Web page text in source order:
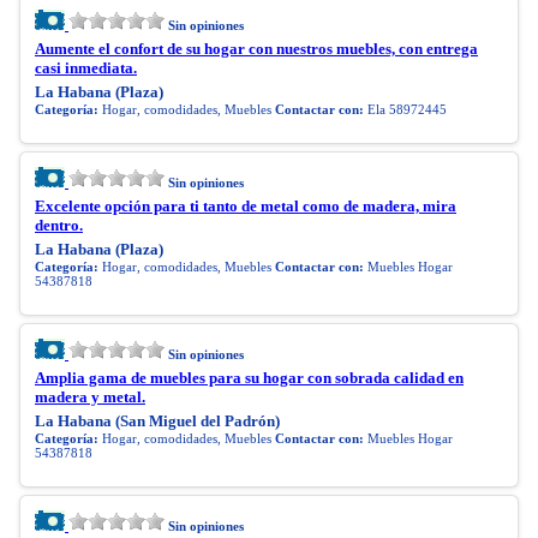
Sin opiniones
Aumente el confort de su hogar con nuestros muebles, con entrega
casi inmediata.
La Habana (Plaza)
Categoría: Hogar, comodidades, Muebles Contactar con: Ela 58972445
Sin opiniones
Excelente opción para ti tanto de metal como de madera, mira
dentro.
La Habana (Plaza)
Categoría: Hogar, comodidades, Muebles Contactar con: Muebles Hogar
54387818
Sin opiniones
Amplia gama de muebles para su hogar con sobrada calidad en
madera y metal.
La Habana (San Miguel del Padrón)
Categoría: Hogar, comodidades, Muebles Contactar con: Muebles Hogar
54387818
Sin opiniones